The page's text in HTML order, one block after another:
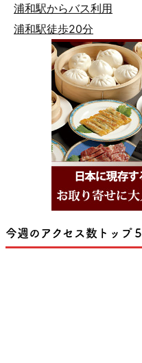
浦和駅からバス利用
浦和駅徒歩20分
今週のアクセス数トップ５